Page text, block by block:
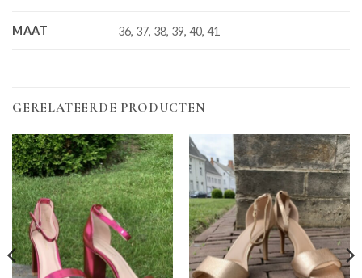
MAAT 36, 37, 38, 39, 40, 41
GERELATEERDE PRODUCTEN